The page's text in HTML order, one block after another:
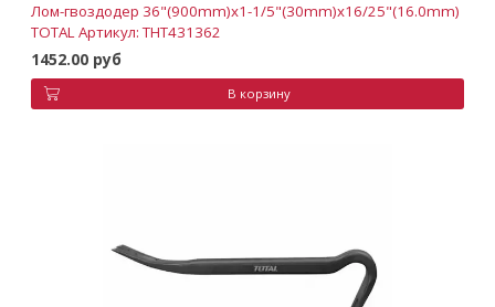
Лом-гвоздодер 36"(900mm)x1-1/5"(30mm)x16/25"(16.0mm)
TOTAL Артикул: THT431362
1452.00 руб
В корзину